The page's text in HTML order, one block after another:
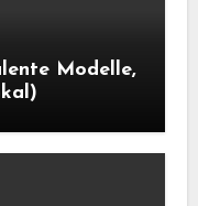
Modelle,